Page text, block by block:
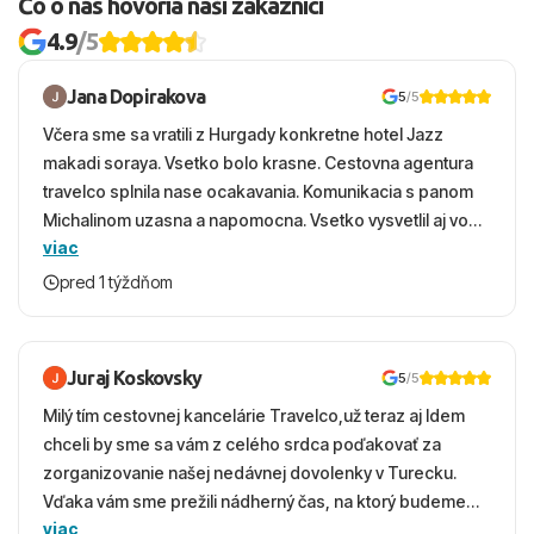
Čo o nás hovoria naši zákazníci
4.9/5
Jana Dopirakova 5/5
Včera sme sa vratili z Hurgady konkretne hotel Jazz
makadi soraya. Vsetko bolo krasne. Cestovna agentura
travelco splnila nase ocakavania. Komunikacia s panom
Michalinom uzasna a napomocna. Vsetko vysvetlil aj vo
vecernych hodinach zaco sa ospravedlnujem. Hotel
krasny, cisty. Sluzby top. Strava, prostredie, more,
viac
pred 1 týždňom
Juraj Koskovsky 5/5
Milý tím cestovnej kancelárie Travelco,už teraz aj Idem
chceli by sme sa vám z celého srdca poďakovať za
zorganizovanie našej nedávnej dovolenky v Turecku.
Vďaka vám sme prežili nádherný čas, na ktorý budeme
viac